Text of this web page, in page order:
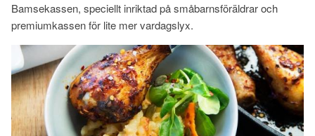
Bamsekassen, speciellt inriktad på småbarnsföräldrar och
premiumkassen för lite mer vardagslyx.